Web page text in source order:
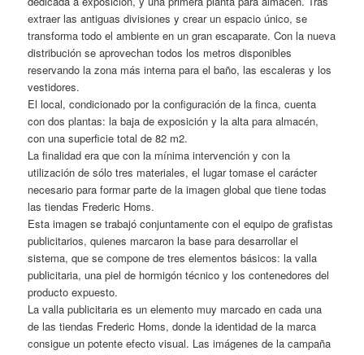
extraer las antiguas divisiones y crear un espacio único, se
transforma todo el ambiente en un gran escaparate. Con la nueva
distribución se aprovechan todos los metros disponibles
reservando la zona más interna para el baño, las escaleras y los
vestidores.
El local, condicionado por la configuración de la finca, cuenta
con dos plantas: la baja de exposición y la alta para almacén,
con una superficie total de 82 m2.
La finalidad era que con la mínima intervención y con la
utilización de sólo tres materiales, el lugar tomase el carácter
necesario para formar parte de la imagen global que tiene todas
las tiendas Frederic Homs.
Esta imagen se trabajó conjuntamente con el equipo de grafistas
publicitarios, quienes marcaron la base para desarrollar el
sistema, que se compone de tres elementos básicos: la valla
publicitaria, una piel de hormigón técnico y los contenedores del
producto expuesto.
La valla publicitaria es un elemento muy marcado en cada una
de las tiendas Frederic Homs, donde la identidad de la marca
consigue un potente efecto visual. Las imágenes de la campaña